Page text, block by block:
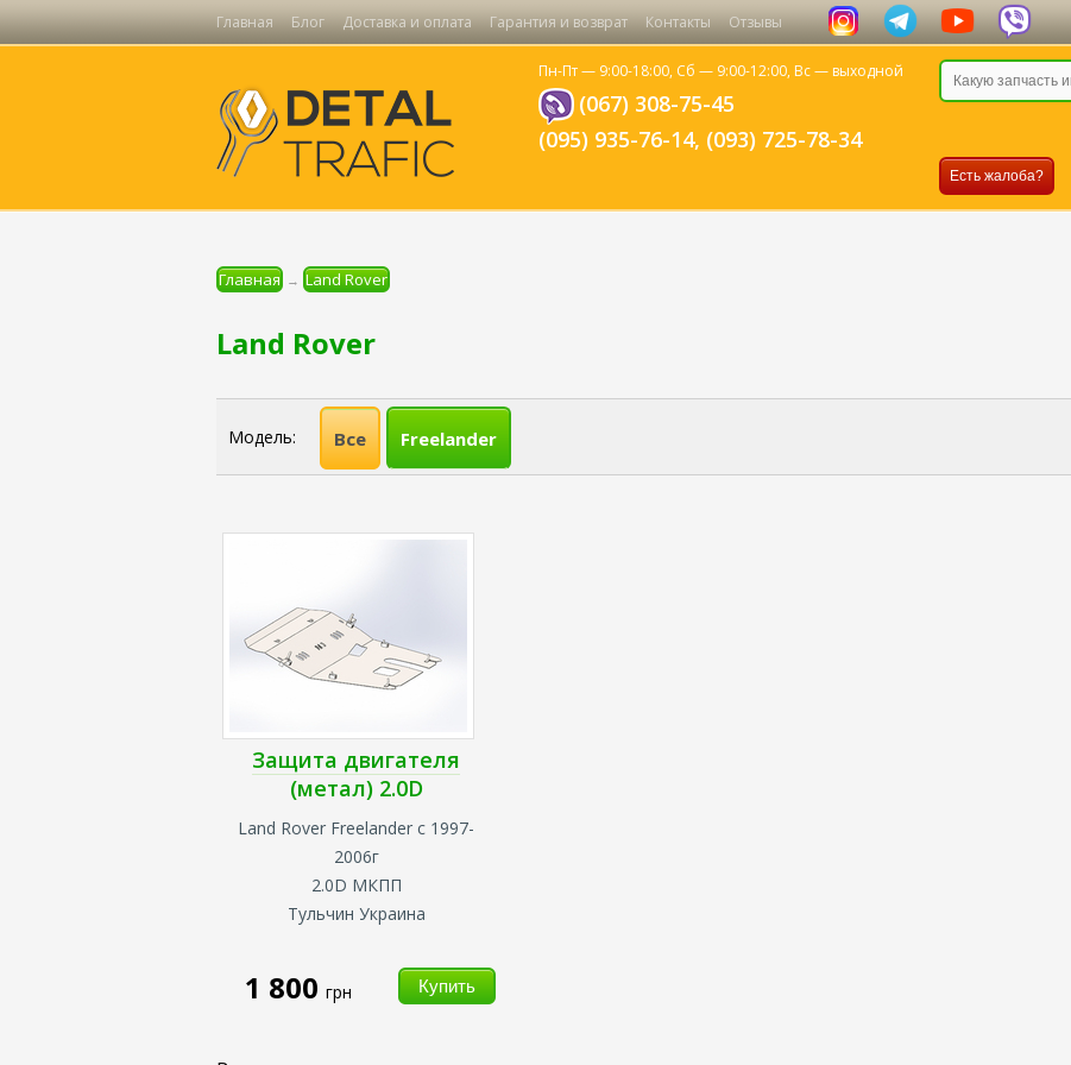
Главная Блог Доставка и оплата Гарантия и возврат Контакты Отзывы
Пн-Пт — 9:00-18:00, Сб — 9:00-12:00, Вс — выходной
(067) 308-75-45
(095) 935-76-14, (093) 725-78-34
Есть жалоба?
Главная → Land Rover
Land Rover
Модель: Все Freelander
Защита двигателя
(метал) 2.0D
Land Rover Freelanderс 1997-
2006г
2.0D МКПП
Тульчин Украина
1 800 грн